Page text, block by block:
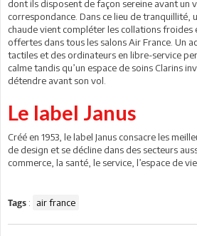
dont ils disposent de façon sereine avant un
correspondance. Dans ce lieu de tranquillité,
chaude vient compléter les collations froides
offertes dans tous les salons Air France. Un
tactiles et des ordinateurs en libre-service
calme tandis qu’un espace de soins Clarins
détendre avant son vol.
Le label Janus
Créé en 1953, le label Janus consacre les
de design et se décline dans des secteurs
commerce, la santé, le service, l’espace de
Tags : air france